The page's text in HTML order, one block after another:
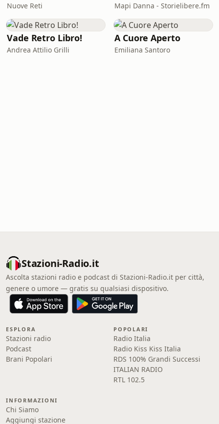
Nuove Reti Mapi Danna - Storielibere.fm
Vade Retro Libro!
Andrea Attilio Grilli
A Cuore Aperto
Emiliana Santoro
Stazioni-Radio.it
Ascolta stazioni radio e podcast di Stazioni-Radio.it per città,
genere o umore — gratis su qualsiasi dispositivo.
ESPLORA
Stazioni radio
Podcast
Brani Popolari
POPOLARI
Radio Italia
Radio Kiss Kiss Italia
RDS 100% Grandi Successi
ITALIAN RADIO
RTL 102.5
INFORMAZIONI
Chi Siamo
Aggiungi stazione